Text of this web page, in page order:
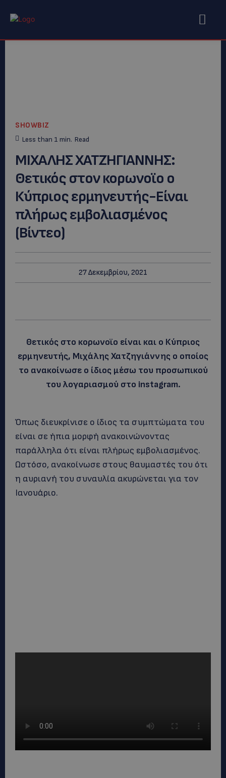
SHOWBIZ
Less than 1 min. Read
ΜΙΧΑΛΗΣ ΧΑΤΖΗΓΙΑΝΝΗΣ:
Θετικός στον κορωνοϊο ο
Κύπριος ερμηνευτής-Eίναι
πλήρως εμβολιασμένος
(Βίντεο)
27 Δεκεμβρίου, 2021
Θετικός στο κορωνοϊο είναι και ο Κύπριος
ερμηνευτής, Μιχάλης Χατζηγιάννης ο οποίος
το ανακοίνωσε ο ίδιος μέσω του προσωπικού
του λογαριασμού στο instagram.
Όπως διευκρίνισε ο ίδιος τα συμπτώματα του
είναι σε ήπια μορφή ανακοινώνοντας
παράλληλα ότι είναι πλήρως εμβολιασμένος.
Ωστόσο, ανακοίνωσε στους θαυμαστές του ότι
η αυριανή του συναυλία ακυρώνεται για τον
Ιανουάριο.